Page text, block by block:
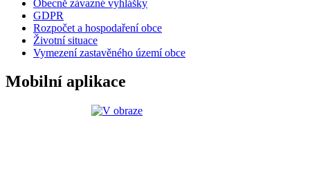
Obecně závazné vyhlášky
GDPR
Rozpočet a hospodaření obce
Životní situace
Vymezení zastavěného území obce
Mobilní aplikace